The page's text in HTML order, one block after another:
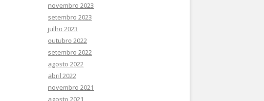
novembro 2023
setembro 2023
julho 2023
outubro 2022
setembro 2022
agosto 2022
abril 2022
novembro 2021
agosto 2021